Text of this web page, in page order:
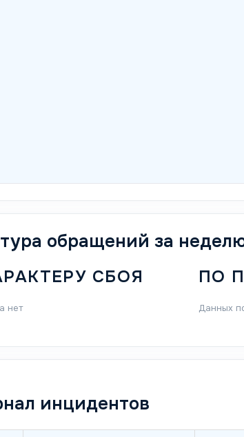
обращений за
СБОЯ
нет
ПО
Данных
инцидентов